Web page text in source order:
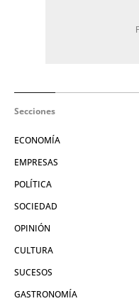
Secciones
ECONOMÍA
EMPRESAS
POLÍTICA
SOCIEDAD
OPINIÓN
CULTURA
SUCESOS
GASTRONOMÍA